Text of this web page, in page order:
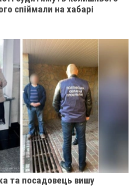
спіймали на хабарі
та посадовець вишу